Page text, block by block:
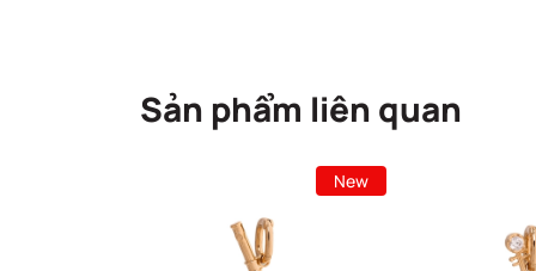
Sản phẩm liên quan
New